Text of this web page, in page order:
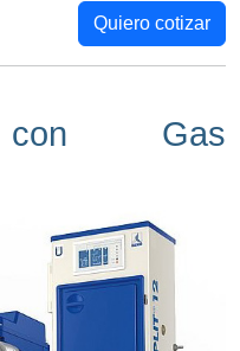
Quiero cotizar
con Gas